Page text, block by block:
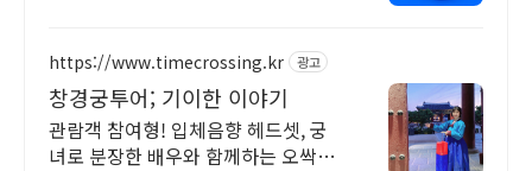
https://www.timecrossing.kr 광고
창경궁투어; 기이한 이야기
관람객 참여형! 입체음향 헤드셋, 궁
녀로 분장한 배우와 함께하는 오싹한